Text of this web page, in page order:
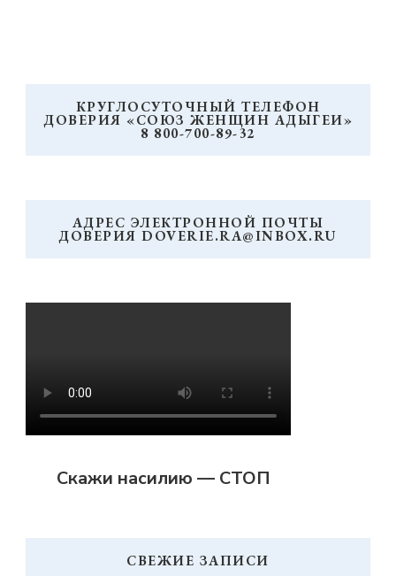
КРУГЛОСУТОЧНЫЙ ТЕЛЕФОН
ДОВЕРИЯ «СОЮЗ ЖЕНЩИН АДЫГЕИ»
8 800-700-89-32
АДРЕС ЭЛЕКТРОННОЙ ПОЧТЫ
ДОВЕРИЯ DOVERIE.RA@INBOX.RU
Скажи насилию — СТОП
СВЕЖИЕ ЗАПИСИ